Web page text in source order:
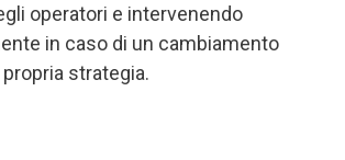
operatori e intervenendo
in caso di un cambiamento
strategia.